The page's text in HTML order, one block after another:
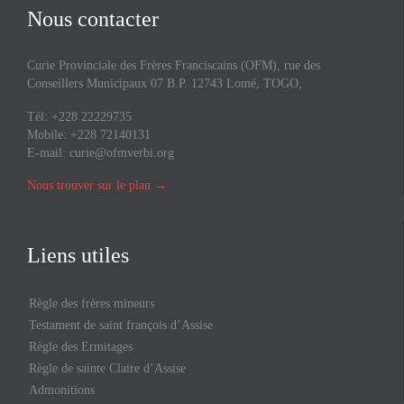
Nous contacter
Curie Provinciale des Frères Franciscains (OFM), rue des
Conseillers Municipaux 07 B.P. 12743 Lomé, TOGO,
Tél: +228 22229735
Mobile: +228 72140131
E-mail: curie@ofmverbi.org
Nous trouver sur le plan →
Liens utiles
Règle des frères mineurs
Testament de saint françois d’Assise
Règle des Ermitages
Règle de sainte Claire d’Assise
Admonitions